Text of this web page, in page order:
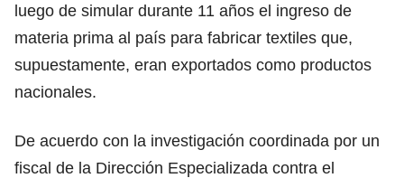
luego de simular durante 11 años el ingreso de
materia prima al país para fabricar textiles que,
supuestamente, eran exportados como productos
nacionales.
De acuerdo con la investigación coordinada por un
fiscal de la Dirección Especializada contra el